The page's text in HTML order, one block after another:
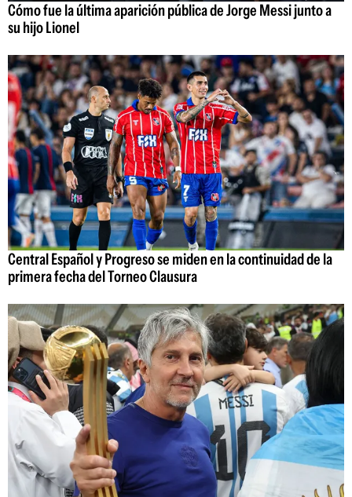
Cómo fue la última aparición pública de Jorge Messi junto a
su hijo Lionel
Central Español y Progreso se miden en la continuidad de la
primera fecha del Torneo Clausura